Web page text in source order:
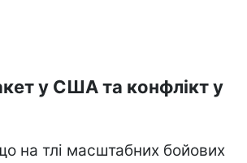
у США та конфлікт у
на тлі масштабних бойових